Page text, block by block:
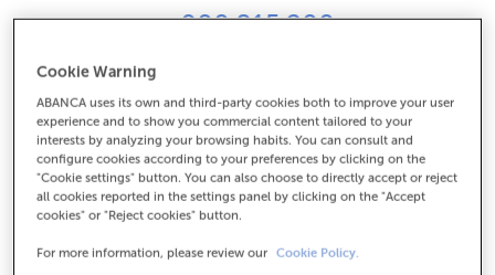
900 815 200
982560238
Cómo llegar
Cookie Warning
ABANCA uses its own and third-party cookies both to improve your user
experience and to show you commercial content tailored to your
interests by analyzing your browsing habits. You can consult and
configure cookies according to your preferences by clicking on the
"Cookie settings" button. You can also choose to directly accept or reject
all cookies reported in the settings panel by clicking on the "Accept
cookies" or "Reject cookies" button.
For more information, please review our Cookie Policy.